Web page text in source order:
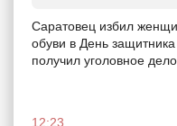
Саратовец избил
обуви в День
получил уголовное дело
12:23